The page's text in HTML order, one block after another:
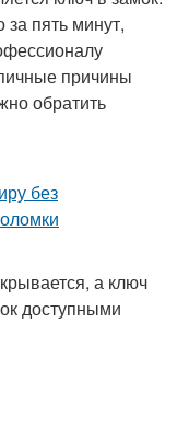
пять минут,
причины
обратить
а ключ
доступными